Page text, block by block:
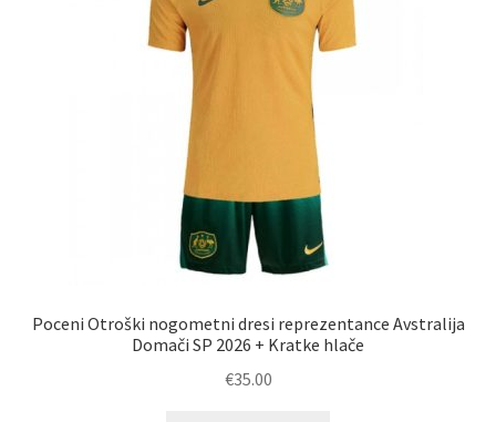
Poceni Otroški nogometni dresi reprezentance Avstralija
Domači SP 2026 + Kratke hlače
€35.00